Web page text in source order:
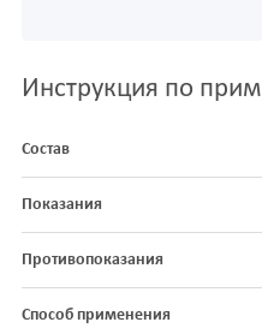
Инструкция по
Состав
Показания
Противопоказания
Способ применения